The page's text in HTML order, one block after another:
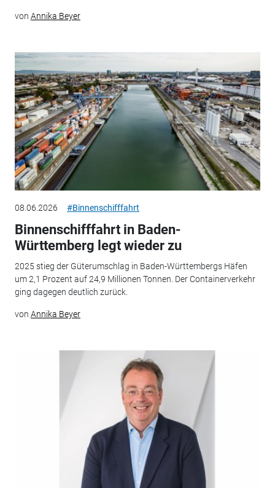
von Annika Beyer
08.06.2026 #Binnenschifffahrt
Binnenschifffahrt in Baden-
Württemberg legt wieder zu
2025 stieg der Güterumschlag in Baden-Württembergs Häfen
um 2,1 Prozent auf 24,9 Millionen Tonnen. Der Containerverkehr
ging dagegen deutlich zurück.
von Annika Beyer